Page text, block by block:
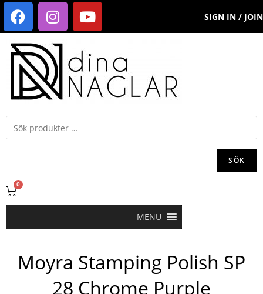
SIGN IN / JOIN
SÖK
0
MENU
Moyra Stamping Polish SP
28 Chrome Purple